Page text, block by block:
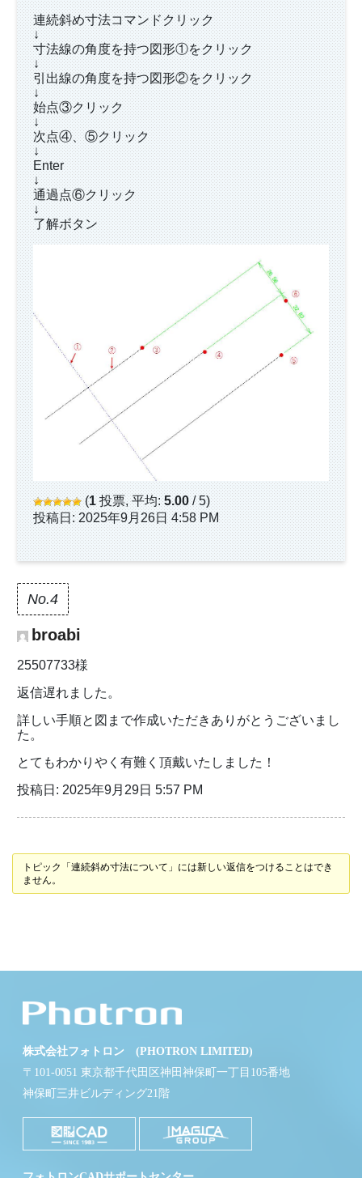
連続斜め寸法コマンドクリック
↓
寸法線の角度を持つ図形①をクリック
↓
引出線の角度を持つ図形②をクリック
↓
始点③クリック
↓
次点④、⑤クリック
↓
Enter
↓
通過点⑥クリック
↓
了解ボタン
(1投票, 平均:5.00/ 5)
投稿日: 2025年9月26日 4:58 PM
No.4
broabi
25507733様
返信遅れました。
詳しい手順と図まで作成いただきありがとうございまし
た。
とてもわかりやく有難く頂戴いたしました！
投稿日: 2025年9月29日 5:57 PM
トピック「連続斜め寸法について」には新しい返信をつけることはでき
ません。
株式会社フォトロン (PHOTRON LIMITED)
〒101-0051 東京都千代田区神田神保町一丁目105番地
神保町三井ビルディング21階